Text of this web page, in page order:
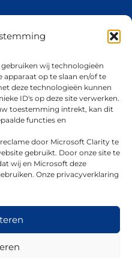
wij technologieën
op te slaan en/of te
deze technologieën kunnen
ID's op deze site verwerken.
toestemming intrekt, kan dit
functies en
door Microsoft Clarity te
gebruikt. Door onze site te
wij en Microsoft deze
Onze privacyverklaring